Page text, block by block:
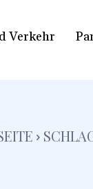
Verkehr